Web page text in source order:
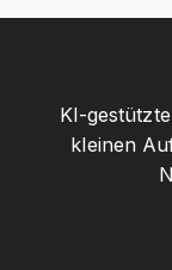
KI-
kleinen